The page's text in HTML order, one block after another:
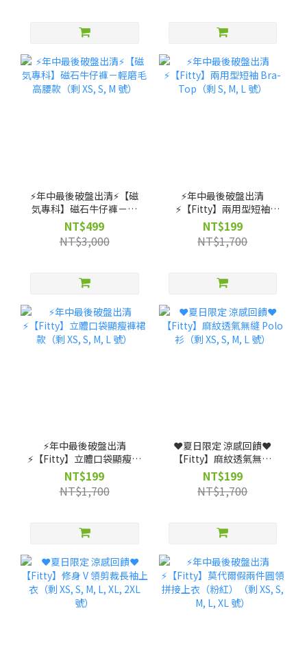
⚡️年中最後破盤出清⚡️【磁
気專科】磁石牛仔褲－輕
磨毛高腰款（剩 XS, S, M
號）
NT$499
NT$3,000
⚡️年中最後破盤出清
⚡️【Fitty】兩用型短袖
Bra-Top（剩 S, M, L 號）
NT$199
NT$1,700
⚡️年中最後破盤出清
⚡️【Fitty】立體口袋顯瘦褲
裙款（剩 XS, S, M, L 號）
NT$199
NT$1,700
❤️夏日限定 涼感回饋❤️
【Fitty】麻紋透氣無縫
Polo 衫（剩 XS, S, M, L
號）
NT$199
NT$1,700